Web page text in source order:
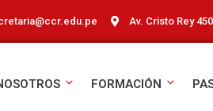
Av. Cristo Rey
FORMACIÓN